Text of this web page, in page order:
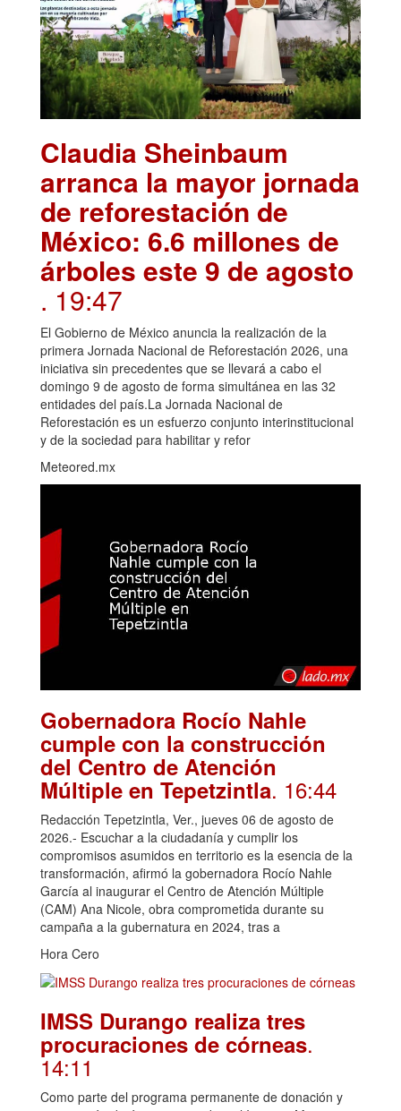
Claudia Sheinbaum
arranca la mayor jornada
de reforestación de
México: 6.6 millones de
árboles este 9 de agosto
. 19:47
El Gobierno de México anuncia la realización de la
primera Jornada Nacional de Reforestación 2026, una
iniciativa sin precedentes que se llevará a cabo el
domingo 9 de agosto de forma simultánea en las 32
entidades del país.La Jornada Nacional de
Reforestación es un esfuerzo conjunto interinstitucional
y de la sociedad para habilitar y refor
Meteored.mx
Gobernadora Rocío Nahle
cumple con la construcción
del Centro de Atención
Múltiple en Tepetzintla. 16:44
Redacción Tepetzintla, Ver., jueves 06 de agosto de
2026.- Escuchar a la ciudadanía y cumplir los
compromisos asumidos en territorio es la esencia de la
transformación, afirmó la gobernadora Rocío Nahle
García al inaugurar el Centro de Atención Múltiple
(CAM) Ana Nicole, obra comprometida durante su
campaña a la gubernatura en 2024, tras a
Hora Cero
IMSS Durango realiza tres
procuraciones de córneas.
14:11
Como parte del programa permanente de donación y